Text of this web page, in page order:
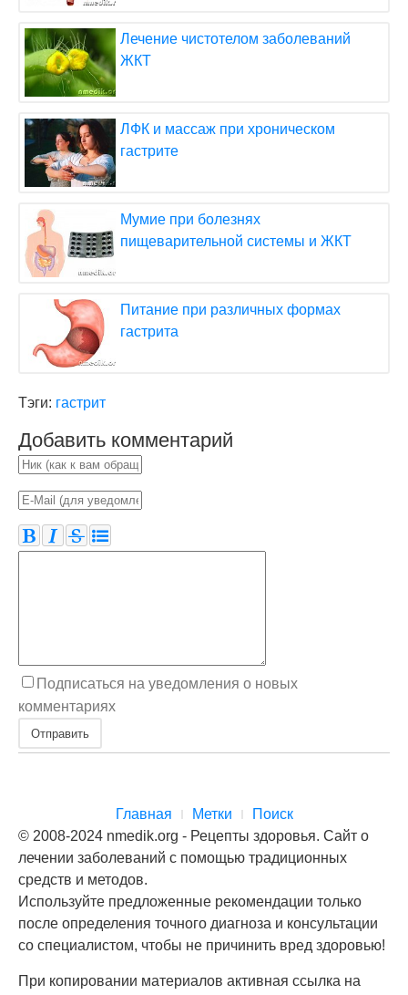
Лечение чистотелом заболеваний
ЖКТ
ЛФК и массаж при хроническом
гастрите
Мумие при болезнях
пищеварительной системы и ЖКТ
Питание при различных формах
гастрита
Тэги: гастрит
Добавить комментарий
Подписаться на уведомления о новых
комментариях
Отправить
Главная Метки
Поиск
© 2008-2024 nmedik.org - Рецепты здоровья. Сайт о
лечении заболеваний с помощью традиционных
средств и методов.
Используйте предложенные рекомендации только
после определения точного диагноза и консультации
со специалистом, чтобы не причинить вред здоровью!
При копировании материалов активная ссылка на